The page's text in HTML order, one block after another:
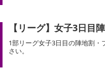
【リーグ】女子3日目
1部リーグ女子3日目の陣地割
さい。